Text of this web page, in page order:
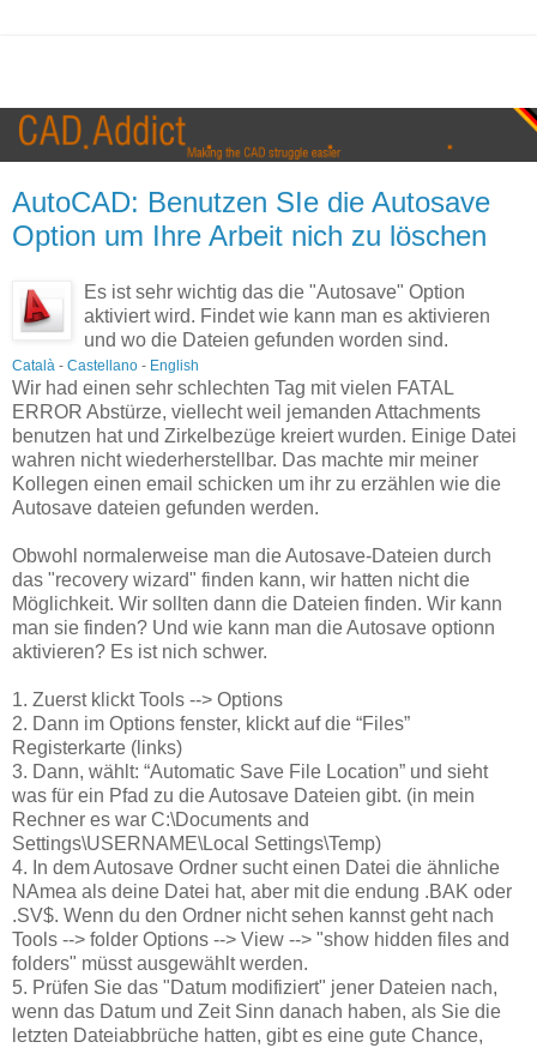
AutoCAD: Benutzen SIe die Autosave
Option um Ihre Arbeit nich zu löschen
Es ist sehr wichtig das die "Autosave" Option
aktiviert wird. Findet wie kann man es aktivieren
und wo die Dateien gefunden worden sind.
Català - Castellano - English
Wir had einen sehr schlechten Tag mit vielen FATAL
ERROR Abstürze, viellecht weil jemanden Attachments
benutzen hat und Zirkelbezüge kreiert wurden. Einige Datei
wahren nicht wiederherstellbar. Das machte mir meiner
Kollegen einen email schicken um ihr zu erzählen wie die
Autosave dateien gefunden werden.
Obwohl normalerweise man die Autosave-Dateien durch
das "recovery wizard" finden kann, wir hatten nicht die
Möglichkeit. Wir sollten dann die Dateien finden. Wir kann
man sie finden? Und wie kann man die Autosave optionn
aktivieren? Es ist nich schwer.
1. Zuerst klickt Tools --> Options
2. Dann im Options fenster, klickt auf die “Files”
Registerkarte (links)
3. Dann, wählt: “Automatic Save File Location” und sieht
was für ein Pfad zu die Autosave Dateien gibt. (in mein
Rechner es war C:\Documents and
Settings\USERNAME\Local Settings\Temp)
4. In dem Autosave Ordner sucht einen Datei die ähnliche
NAmea als deine Datei hat, aber mit die endung .BAK oder
.SV$. Wenn du den Ordner nicht sehen kannst geht nach
Tools --> folder Options --> View --> "show hidden files and
folders" müsst ausgewählt werden.
5. Prüfen Sie das "Datum modifiziert" jener Dateien nach,
wenn das Datum und Zeit Sinn danach haben, als Sie die
letzten Dateiabbrüche hatten, gibt es eine gute Chance,